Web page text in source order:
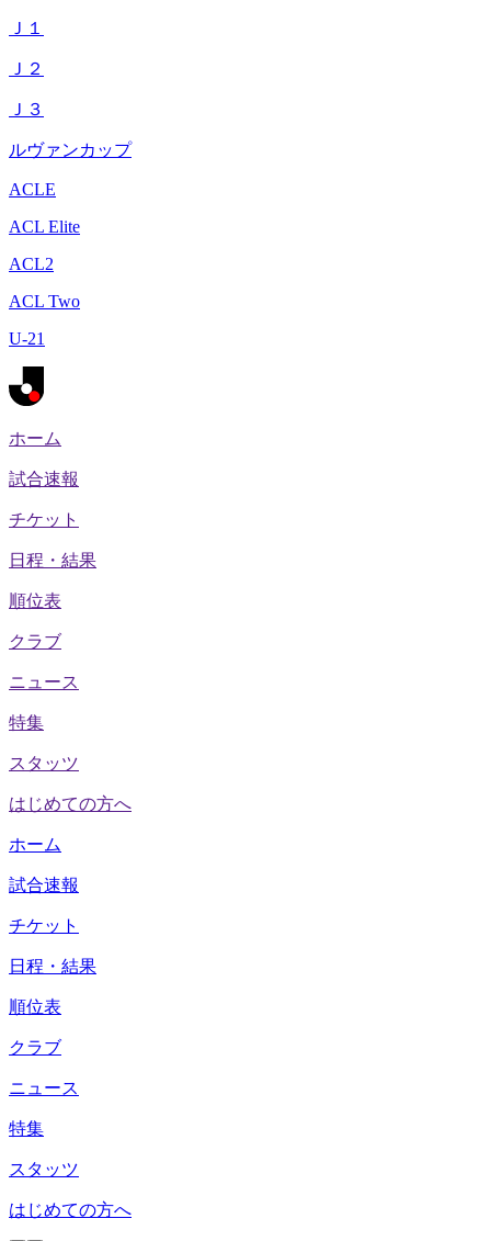
Ｊ１
Ｊ２
Ｊ３
ルヴァンカップ
ACLE
ACL Elite
ACL2
ACL Two
U-21
ホーム
試合速報
チケット
日程・結果
順位表
クラブ
ニュース
特集
スタッツ
はじめての方へ
ホーム
試合速報
チケット
日程・結果
順位表
クラブ
ニュース
特集
スタッツ
はじめての方へ